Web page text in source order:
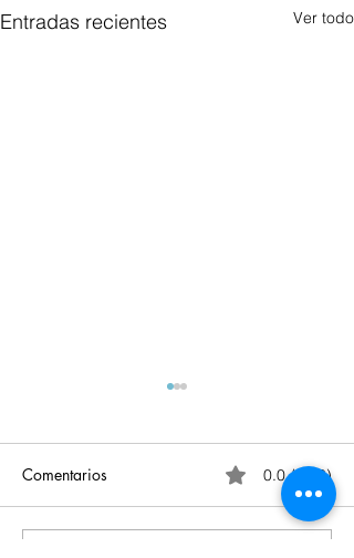
Entradas recientes Ver todo
Comentarios 0.0 / 5 (0)